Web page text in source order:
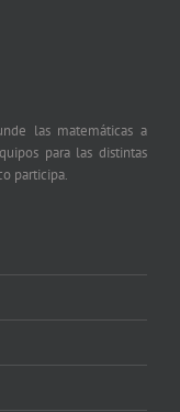
las matemáticas a
para las distintas
participa.